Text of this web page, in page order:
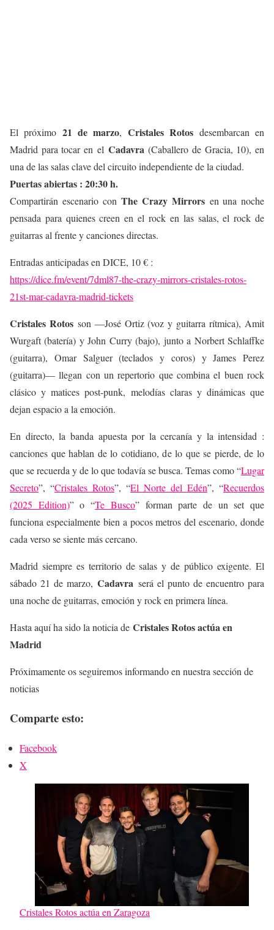
El próximo 21 de marzo, Cristales Rotos desembarcan en
Madrid para tocar en elCadavra (Caballero de Gracia, 10), en
una de las salas clave del circuito independiente de la ciudad.
Puertas abiertas : 20:30 h.
Compartirán escenario conThe Crazy Mirrorsen una noche
pensada para quienes creen en el rock en las salas, el rock de
guitarras al frente y canciones directas.
Entradas anticipadas en DICE, 10 € :
https://dice.fm/event/7dml87-the-crazy-mirrors-cristales-rotos-
21st-mar-cadavra-madrid-tickets
Cristales Rotosson —José Ortiz (voz y guitarra rítmica), Amit
Wurgaft (batería) y John Curry (bajo), junto a Norbert Schlaffke
(guitarra), Omar Salguer (teclados y coros) y James Perez
(guitarra)— llegan con un repertorio que combina el buen rock
clásico y matices post-punk, melodías claras y dinámicas que
dejan espacio a la emoción.
En directo, la banda apuesta por la cercanía y la intensidad :
canciones que hablan de lo cotidiano, de lo que se pierde, de lo
que se recuerda y de lo que todavía se busca. Temas como “Lugar
Secreto”, “Cristales Rotos”, “El Norte del Edén”, “Recuerdos
(2025 Edition)” o “Te Busco” forman parte de un set que
funciona especialmente bien a pocos metros del escenario, donde
cada verso se siente más cercano.
Madrid siempre es territorio de salas y de público exigente. El
sábado 21 de marzo, Cadavra será el punto de encuentro para
una noche de guitarras, emoción y rock en primera línea.
Hasta aquí ha sido la noticia de Cristales Rotos actúa en
Madrid
Próximamente os seguiremos informando en nuestra sección de
noticias
Comparte esto:
Facebook
X
Cristales Rotos actúa en Zaragoza